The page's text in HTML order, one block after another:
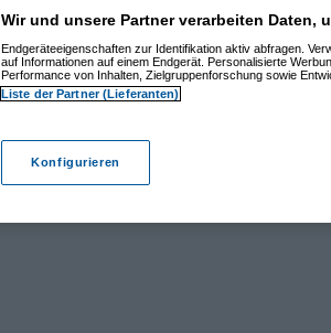
Wir und unsere Partner verarbeiten Daten,
Endgeräteeigenschaften zur Identifikation aktiv abfragen.
auf Informationen auf einem Endgerät. Personalisierte
Performance von Inhalten, Zielgruppenforschung sowie
Liste der Partner (Lieferanten)
Konfigurieren